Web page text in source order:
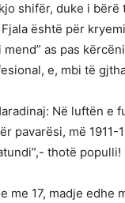
shifër, duke i
është për
as pas
e, mbi të
Në luftën e
pavarësi, më 1911-
thotë populli!
me 17, madje edhe